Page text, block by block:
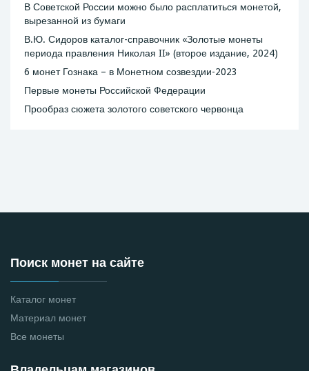
В Советской России можно было расплатиться монетой,
вырезанной из бумаги
В.Ю. Сидоров каталог-справочник «Золотые монеты
периода правления Николая II» (второе издание, 2024)
6 монет Гознака – в Монетном созвездии-2023
Первые монеты Российской Федерации
Прообраз сюжета золотого советского червонца
Поиск монет на сайте
Каталог монет
Материал монет
Все монеты